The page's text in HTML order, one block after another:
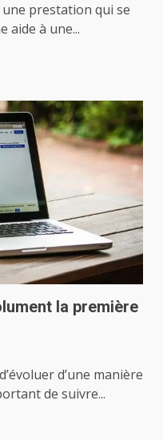
prestation qui se
aide à une...
la première
d’une manière
de suivre...